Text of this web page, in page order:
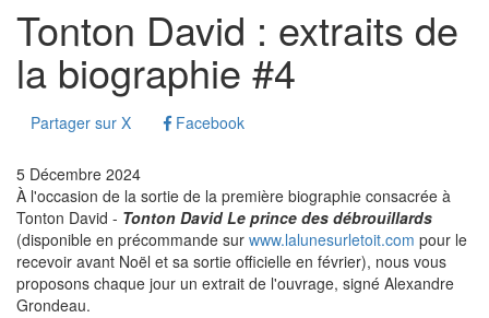
Tonton David : extraits de
la biographie #4
Partager sur X Facebook
5 Décembre 2024
À l'occasion de la sortie de la première biographie consacrée à
Tonton David - Tonton David Le prince des débrouillards
(disponible en précommande sur www.lalunesurletoit.com pour le
recevoir avant Noël et sa sortie officielle en février), nous vous
proposons chaque jour un extrait de l'ouvrage, signé Alexandre
Grondeau.